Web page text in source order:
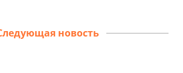
новость